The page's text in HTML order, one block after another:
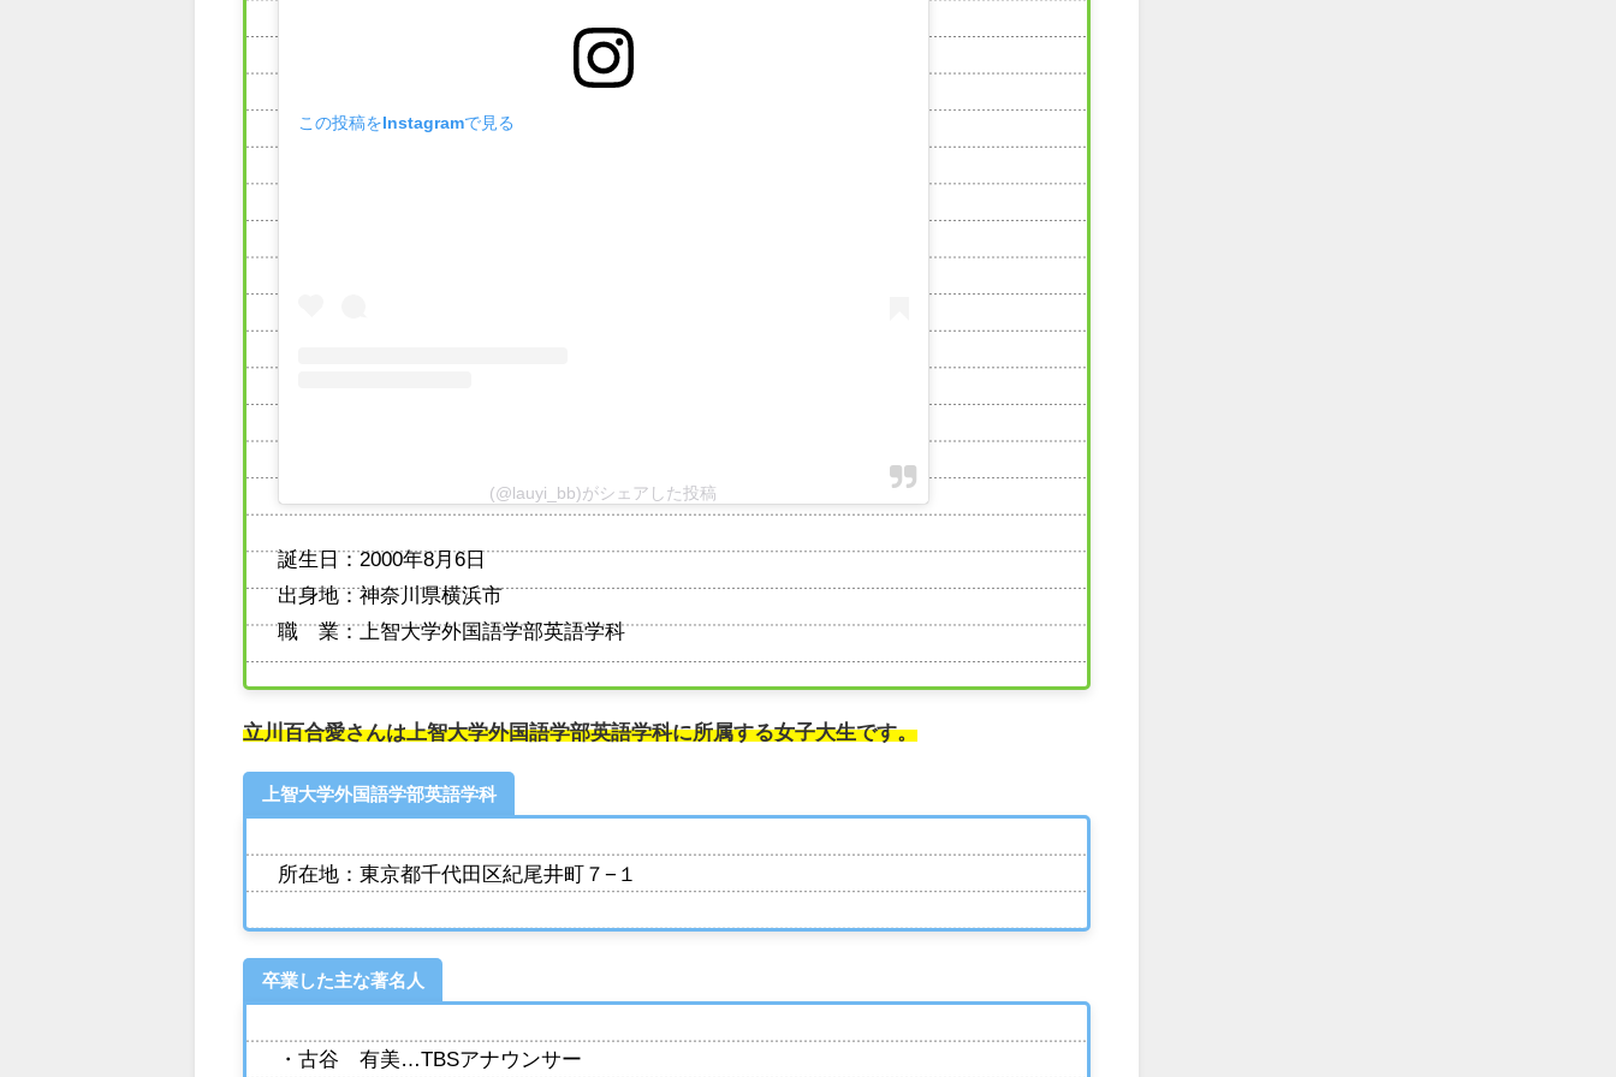
この投稿をInstagramで見る
(@lauyi_bb)がシェアした投稿
誕生日：2000年8月6日
出身地：神奈川県横浜市
職 業：上智大学外国語学部英語学科
立川百合愛さんは上智大学外国語学部英語学科に所属する女子大生です。
上智大学外国語学部英語学科
所在地：東京都千代田区紀尾井町７−１
卒業した主な著名人
・古谷 有美…TBSアナウンサー